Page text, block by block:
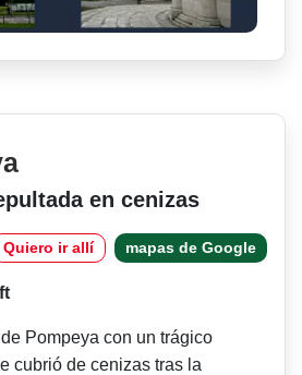
en cenizas
Quiero ir allí mapas de Google
Pompeya con un trágico
cubrió de cenizas tras la